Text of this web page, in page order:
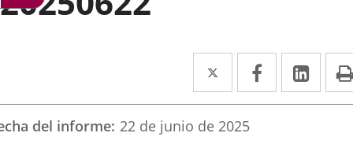
Twitter
Enlace
a
una
Facebook
Enlace
a
a
del informe 22 de junio de 2025